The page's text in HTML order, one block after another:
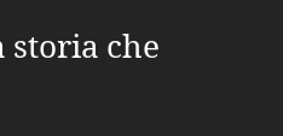
storia che